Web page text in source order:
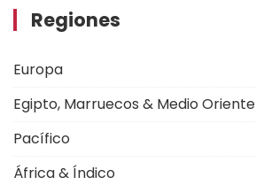
Regiones
Europa
Egipto, Marruecos & Medio Oriente
Pacífico
África & Índico